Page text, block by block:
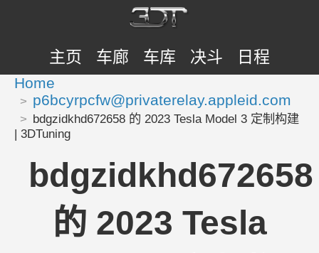
主页 车廊 车库 决斗 日程
Home
p6bcyrpcfw@privaterelay.appleid.com
bdgzidkhd672658 的 2023 Tesla Model 3 定制构建
| 3DTuning
bdgzidkhd672658
的 2023 Tesla